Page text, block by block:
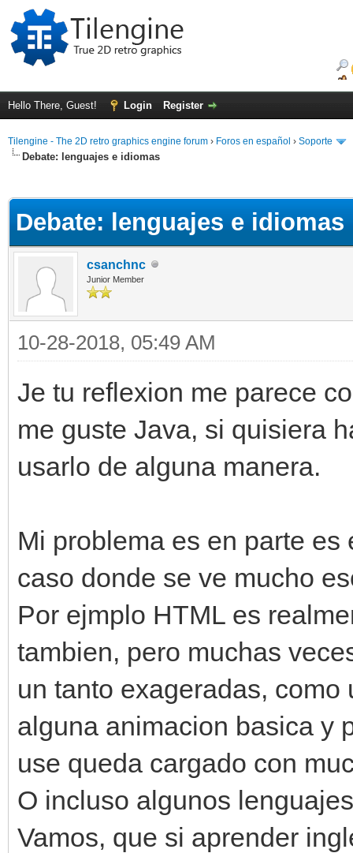
Hello There, Guest! Login Register
Tilengine - The 2D retro graphics engine forum › Foros en español › Soporte
Debate: lenguajes e idiomas
Debate: lenguajes e idiomas
csanchnc
Junior Member
10-28-2018, 05:49 AM
Je tu reflexion me parece
me guste Java, si quisiera
usarlo de alguna manera.
Mi problema es en parte
caso donde se ve mucho
Por ejmplo HTML es
tambien, pero muchas
un tanto exageradas,
alguna animacion basica y
use queda cargado con
O incluso algunos
Vamos, que si aprender